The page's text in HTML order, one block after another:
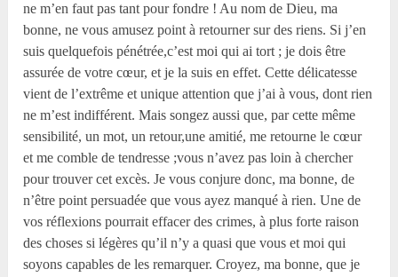
ne m’en faut pas tant pour fondre ! Au nom de Dieu, ma
bonne, ne vous amusez point à retourner sur des riens. Si j’en
suis quelquefois pénétrée,c’est moi qui ai tort ; je dois être
assurée de votre cœur, et je la suis en effet. Cette délicatesse
vient de l’extrême et unique attention que j’ai à vous, dont rien
ne m’est indifférent. Mais songez aussi que, par cette même
sensibilité, un mot, un retour,une amitié, me retourne le cœur
et me comble de tendresse ;vous n’avez pas loin à chercher
pour trouver cet excès. Je vous conjure donc, ma bonne, de
n’être point persuadée que vous ayez manqué à rien. Une de
vos réflexions pourrait effacer des crimes, à plus forte raison
des choses si légères qu’il n’y a quasi que vous et moi qui
soyons capables de les remarquer. Croyez, ma bonne, que je